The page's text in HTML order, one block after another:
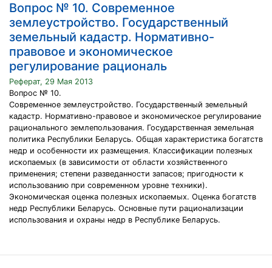
Вопрос № 10. Современное
землеустройство. Государственный
земельный кадастр. Нормативно-
правовое и экономическое
регулирование рациональ
Реферат, 29 Мая 2013
Вопрос № 10.
Современное землеустройство. Государственный земельный
кадастр. Нормативно-правовое и экономическое регулирование
рационального землепользования. Государственная земельная
политика Республики Беларусь. Общая характеристика богатств
недр и особенности их размещения. Классификации полезных
ископаемых (в зависимости от области хозяйственного
применения; степени разведанности запасов; пригодности к
использованию при современном уровне техники).
Экономическая оценка полезных ископаемых. Оценка богатств
недр Республики Беларусь. Основные пути рационализации
использования и охраны недр в Республике Беларусь.